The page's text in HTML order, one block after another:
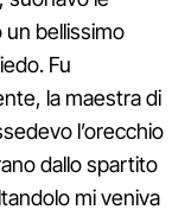
bellissimo
Fu
la maestra di
l’orecchio
dallo spartito
mi veniva